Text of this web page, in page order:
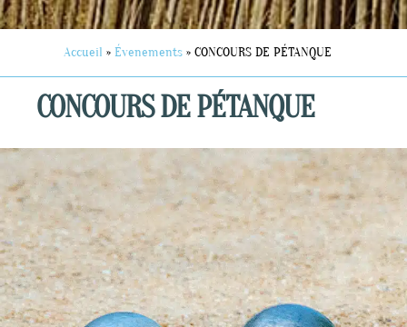
Accueil » Évenements » CONCOURS DE PÉTANQUE
CONCOURS DE PÉTANQUE